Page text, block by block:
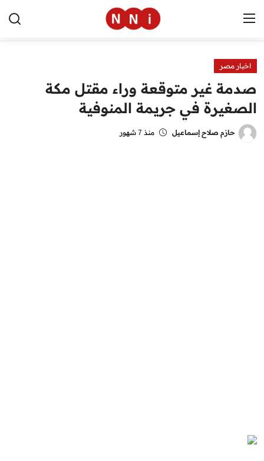
الرئيسية
اخبار مصر
العالم
اخبار مصر
صدمة غير متوقعة وراء مقتل مكة
الصغيرة في جريمة المنوفية
حازم صلاح إسماعيل منذ 7 شهور